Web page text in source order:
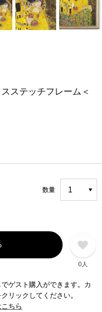
ステッチフレーム＜
数量
0人
ゲスト購入ができます。カ
リックしてください。
ちら